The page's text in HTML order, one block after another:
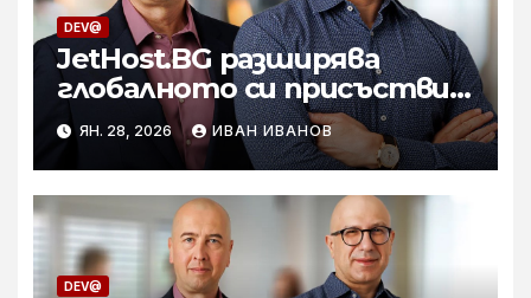
DEV@
JetHost.BG разширява
глобалното си присъствие
с придобиването на втора
компания с няколко бранда
в САЩ
ЯН. 28, 2026 ИВАН ИВАНОВ
DEV@